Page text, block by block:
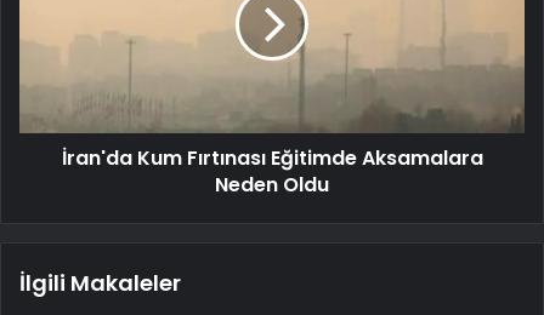
İran'da Kum Fırtınası Eğitimde Aksamalara
Neden Oldu
İlgili Makaleler